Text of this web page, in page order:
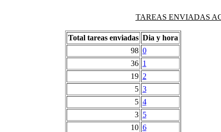
TAREAS ENVIADAS
Total tareas enviadas Dia y hora
98 0
36 1
19 2
5 3
5 4
3 5
10 6